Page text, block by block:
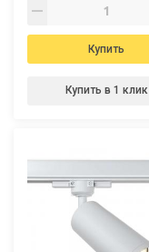
Купить
Купить в 1 клик